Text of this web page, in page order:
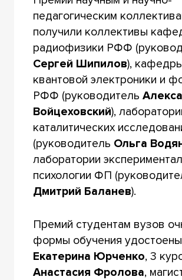
педагогическим
получили коллективы
радиофизики РФФ
Сергей Шипилов),
квантовой электроники и
РФФ (руководитель
Войцеховский),
каталитических
(руководитель Ольга
лаборатории
психологии ФП
Дмитрий Баланев).
Премий студентам вузов
формы обучения удостоены
Екатерина Юрченко, 3
Анастасия Фролова,